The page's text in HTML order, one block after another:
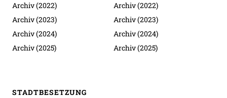
Archiv (2022)
Archiv (2023)
Archiv (2024)
Archiv (2025)
Archiv (2022)
Archiv (2023)
Archiv (2024)
Archiv (2025)
STADTBESETZUNG